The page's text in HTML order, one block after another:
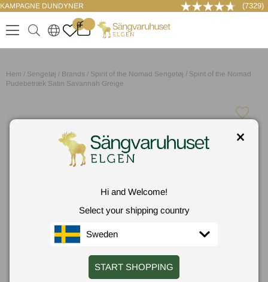
KAMPAGNE DUNDYNER (7329)
.
0
. ..
LOG IND
Hem / Sengetøj / Brands / Spirit of the Nomad Sengetøj / Spirit of the Nomad
Pudebetræk Satin Savannah Greige
Hi and Welcome!
Select your shipping country
Sweden
START SHOPPING